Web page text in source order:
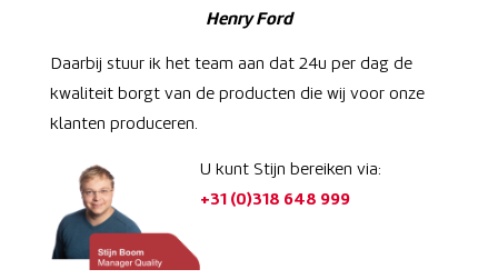
Henry Ford
Daarbij stuur ik het team aan dat 24u per dag de
kwaliteit borgt van de producten die wij voor onze
klanten produceren.
U kunt Stijn bereiken via:
+31 (0)318 648 999